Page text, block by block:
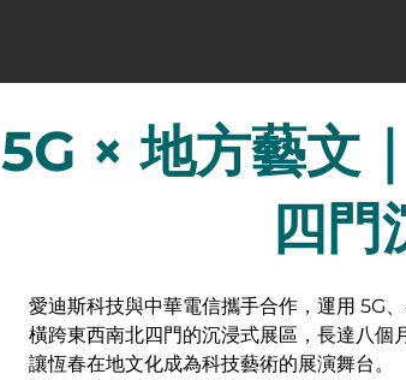
5G × 地方藝文
四門
愛迪斯科技與中華電信攜手合作，運用 5G
橫跨東西南北四門的沉浸式展區，長達八個
讓恆春在地文化成為科技藝術的展演舞台。